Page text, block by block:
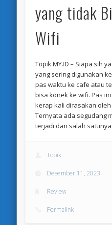
yang tidak
Wifi
Topik.MY.ID – Siapa sih
yang sering digunakan
pas waktu ke cafe atau
bisa konek ke wifi. Pas
kerap kali dirasakan
Ternyata ada segudang
terjadi dan salah
Topik
Desember 11, 2023
Review
Permalink